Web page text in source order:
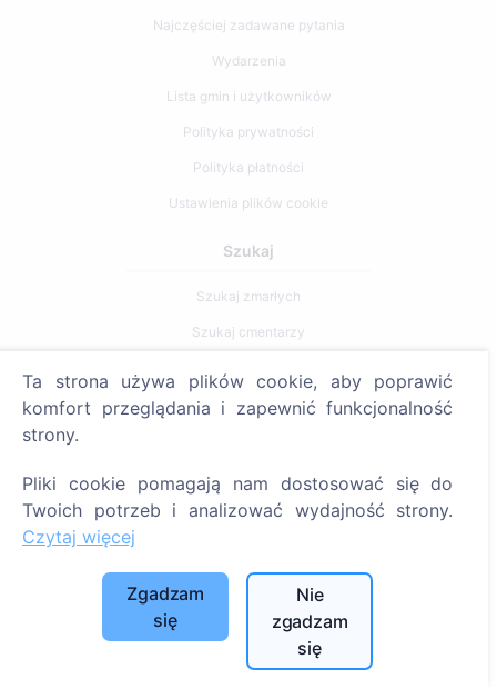
Najczęściej zadawane pytania
Wydarzenia
Lista gmin i użytkowników
Polityka prywatności
Polityka płatności
Ustawienia plików cookie
Szukaj
Szukaj zmarłych
Szukaj cmentarzy
Usługi
SIA "CEMETY", LV40103618951
371 29144816
Działamy na terenie całego kraju!
Ta strona używa plików cookie, aby poprawić
komfort przeglądania i zapewnić funkcjonalność
strony.
Pliki cookie pomagają nam dostosować się do
Twoich potrzeb i analizować wydajność strony.
Czytaj więcej
Zgadzam
się
Nie
zgadzam
się